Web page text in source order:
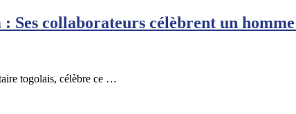
collaborateurs célèbrent un
togolais, célèbre ce …